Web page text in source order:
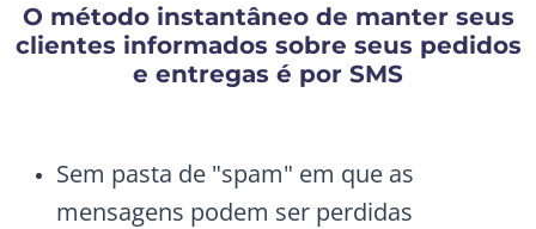
O método instantâneo de manter seus
clientes informados sobre seus pedidos
e entregas é por SMS
Sem pasta de "spam" em que as
mensagens podem ser perdidas